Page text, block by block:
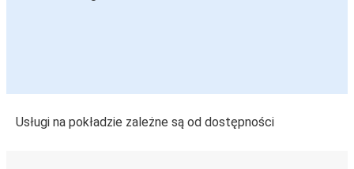
Usługi na pokładzie zależne są od dostępności